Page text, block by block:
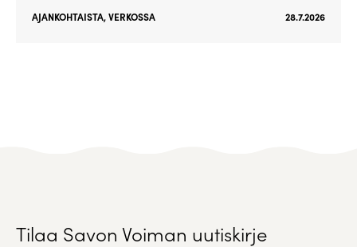
AJANKOHTAISTA,VERKOSSA 28.7.2026
Tilaa Savon Voiman uutiskirje